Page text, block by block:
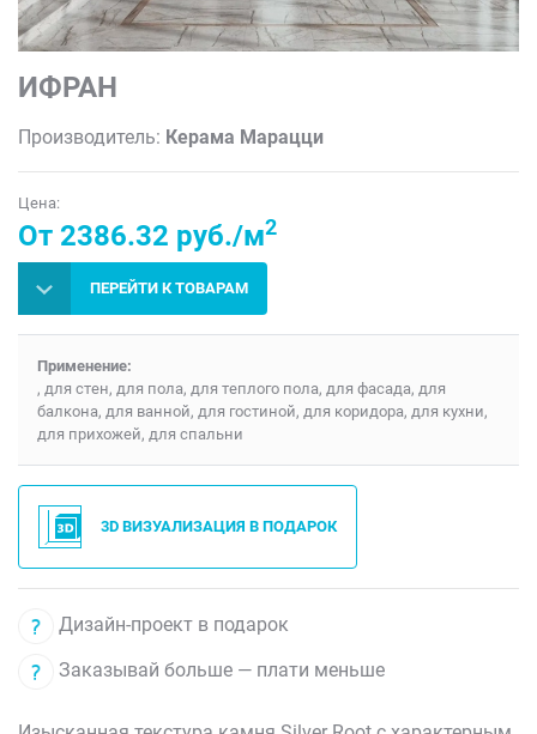
ИФРАН
Производитель: Керама Марацци
Цена:
От 2386.32 руб./м2
ПЕРЕЙТИ К ТОВАРАМ
Применение:
, для стен, для пола, для теплого пола, для фасада, для
балкона, для ванной, для гостиной, для коридора, для кухни,
для прихожей, для спальни
3D ВИЗУАЛИЗАЦИЯ В ПОДАРОК
Дизайн-проект в подарок
Заказывай больше — плати меньше